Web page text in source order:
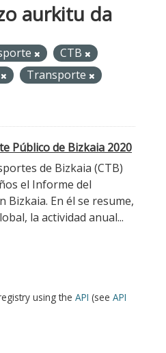
aurkitu da
CTB
Transporte
Público de Bizkaia 2020
de Bizkaia (CTB)
el Informe del
Bizkaia. En él se resume,
la actividad anual...
using the API (see API